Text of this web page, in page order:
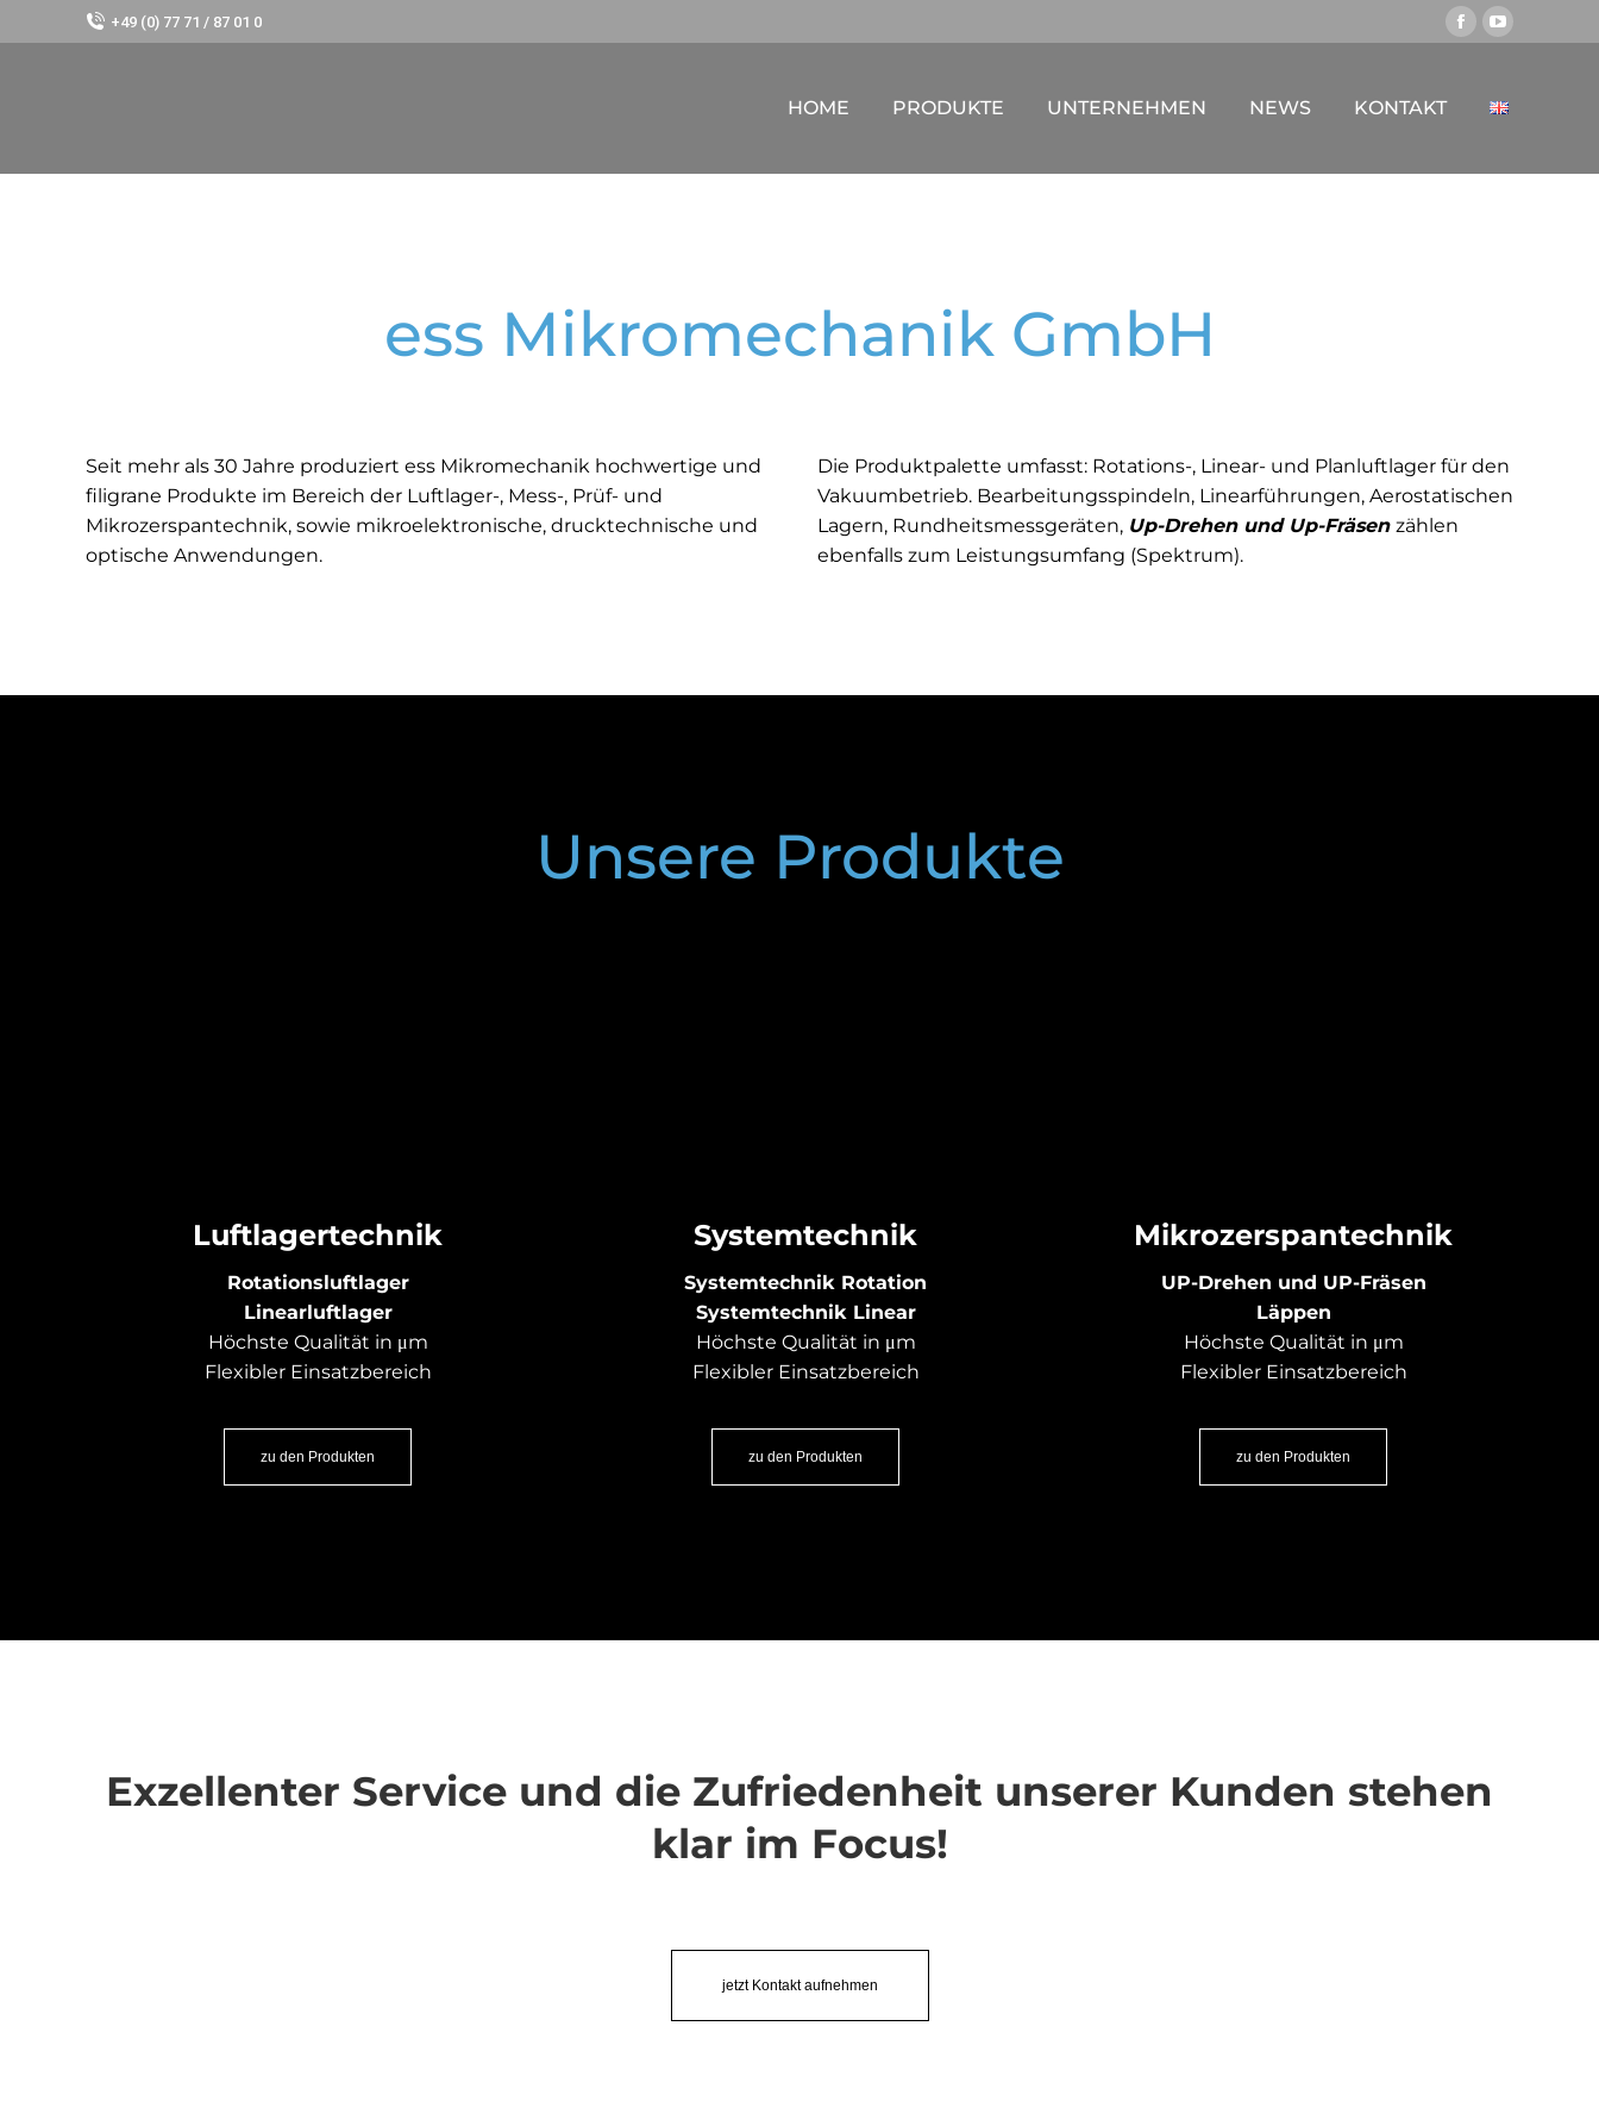
+49 (0) 77 71 / 87 01 0
Facebook
opens
YouTube
opens
HOME PRODUKTE UNTERNEHMEN NEWS KONTAKT
ess Mikromechanik GmbH
Seit mehr als 30 Jahre produziert ess Mikromechanik hochwertige und
filigrane Produkte im Bereich der Luftlager-, Mess-, Prüf- und
Mikrozerspantechnik, sowie mikroelektronische, drucktechnische und
optische Anwendungen.
Die Produktpalette umfasst: Rotations-, Linear- und Planluftlager für den
Vakuumbetrieb. Bearbeitungsspindeln, Linearführungen, Aerostatischen
Lagern, Rundheitsmessgeräten, Up-Drehen und Up-Fräsen zählen
ebenfalls zum Leistungsumfang (Spektrum).
Unsere Produkte
Luftlagertechnik
Rotationsluftlager
Linearluftlager
Höchste Qualität in μm
Flexibler Einsatzbereich
zu den Produkten
Systemtechnik
Systemtechnik Rotation
Systemtechnik Linear
Höchste Qualität in μm
Flexibler Einsatzbereich
zu den Produkten
Mikrozerspantechnik
UP-Drehen und UP-Fräsen
Läppen
Höchste Qualität in μm
Flexibler Einsatzbereich
zu den Produkten
Exzellenter Service und die Zufriedenheit unserer Kunden stehen
klar im Focus!
jetzt Kontakt aufnehmen